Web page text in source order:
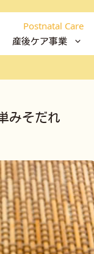
Postnatal Care
産後ケア事業
みそだれ